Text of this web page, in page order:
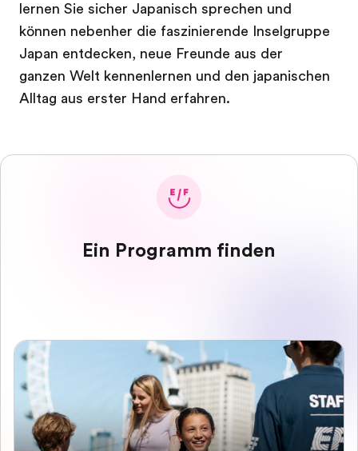
lernen Sie sicher Japanisch sprechen und
können nebenher die faszinierende Inselgruppe
Japan entdecken, neue Freunde aus der
ganzen Welt kennenlernen und den japanischen
Alltag aus erster Hand erfahren.
Ein Programm finden